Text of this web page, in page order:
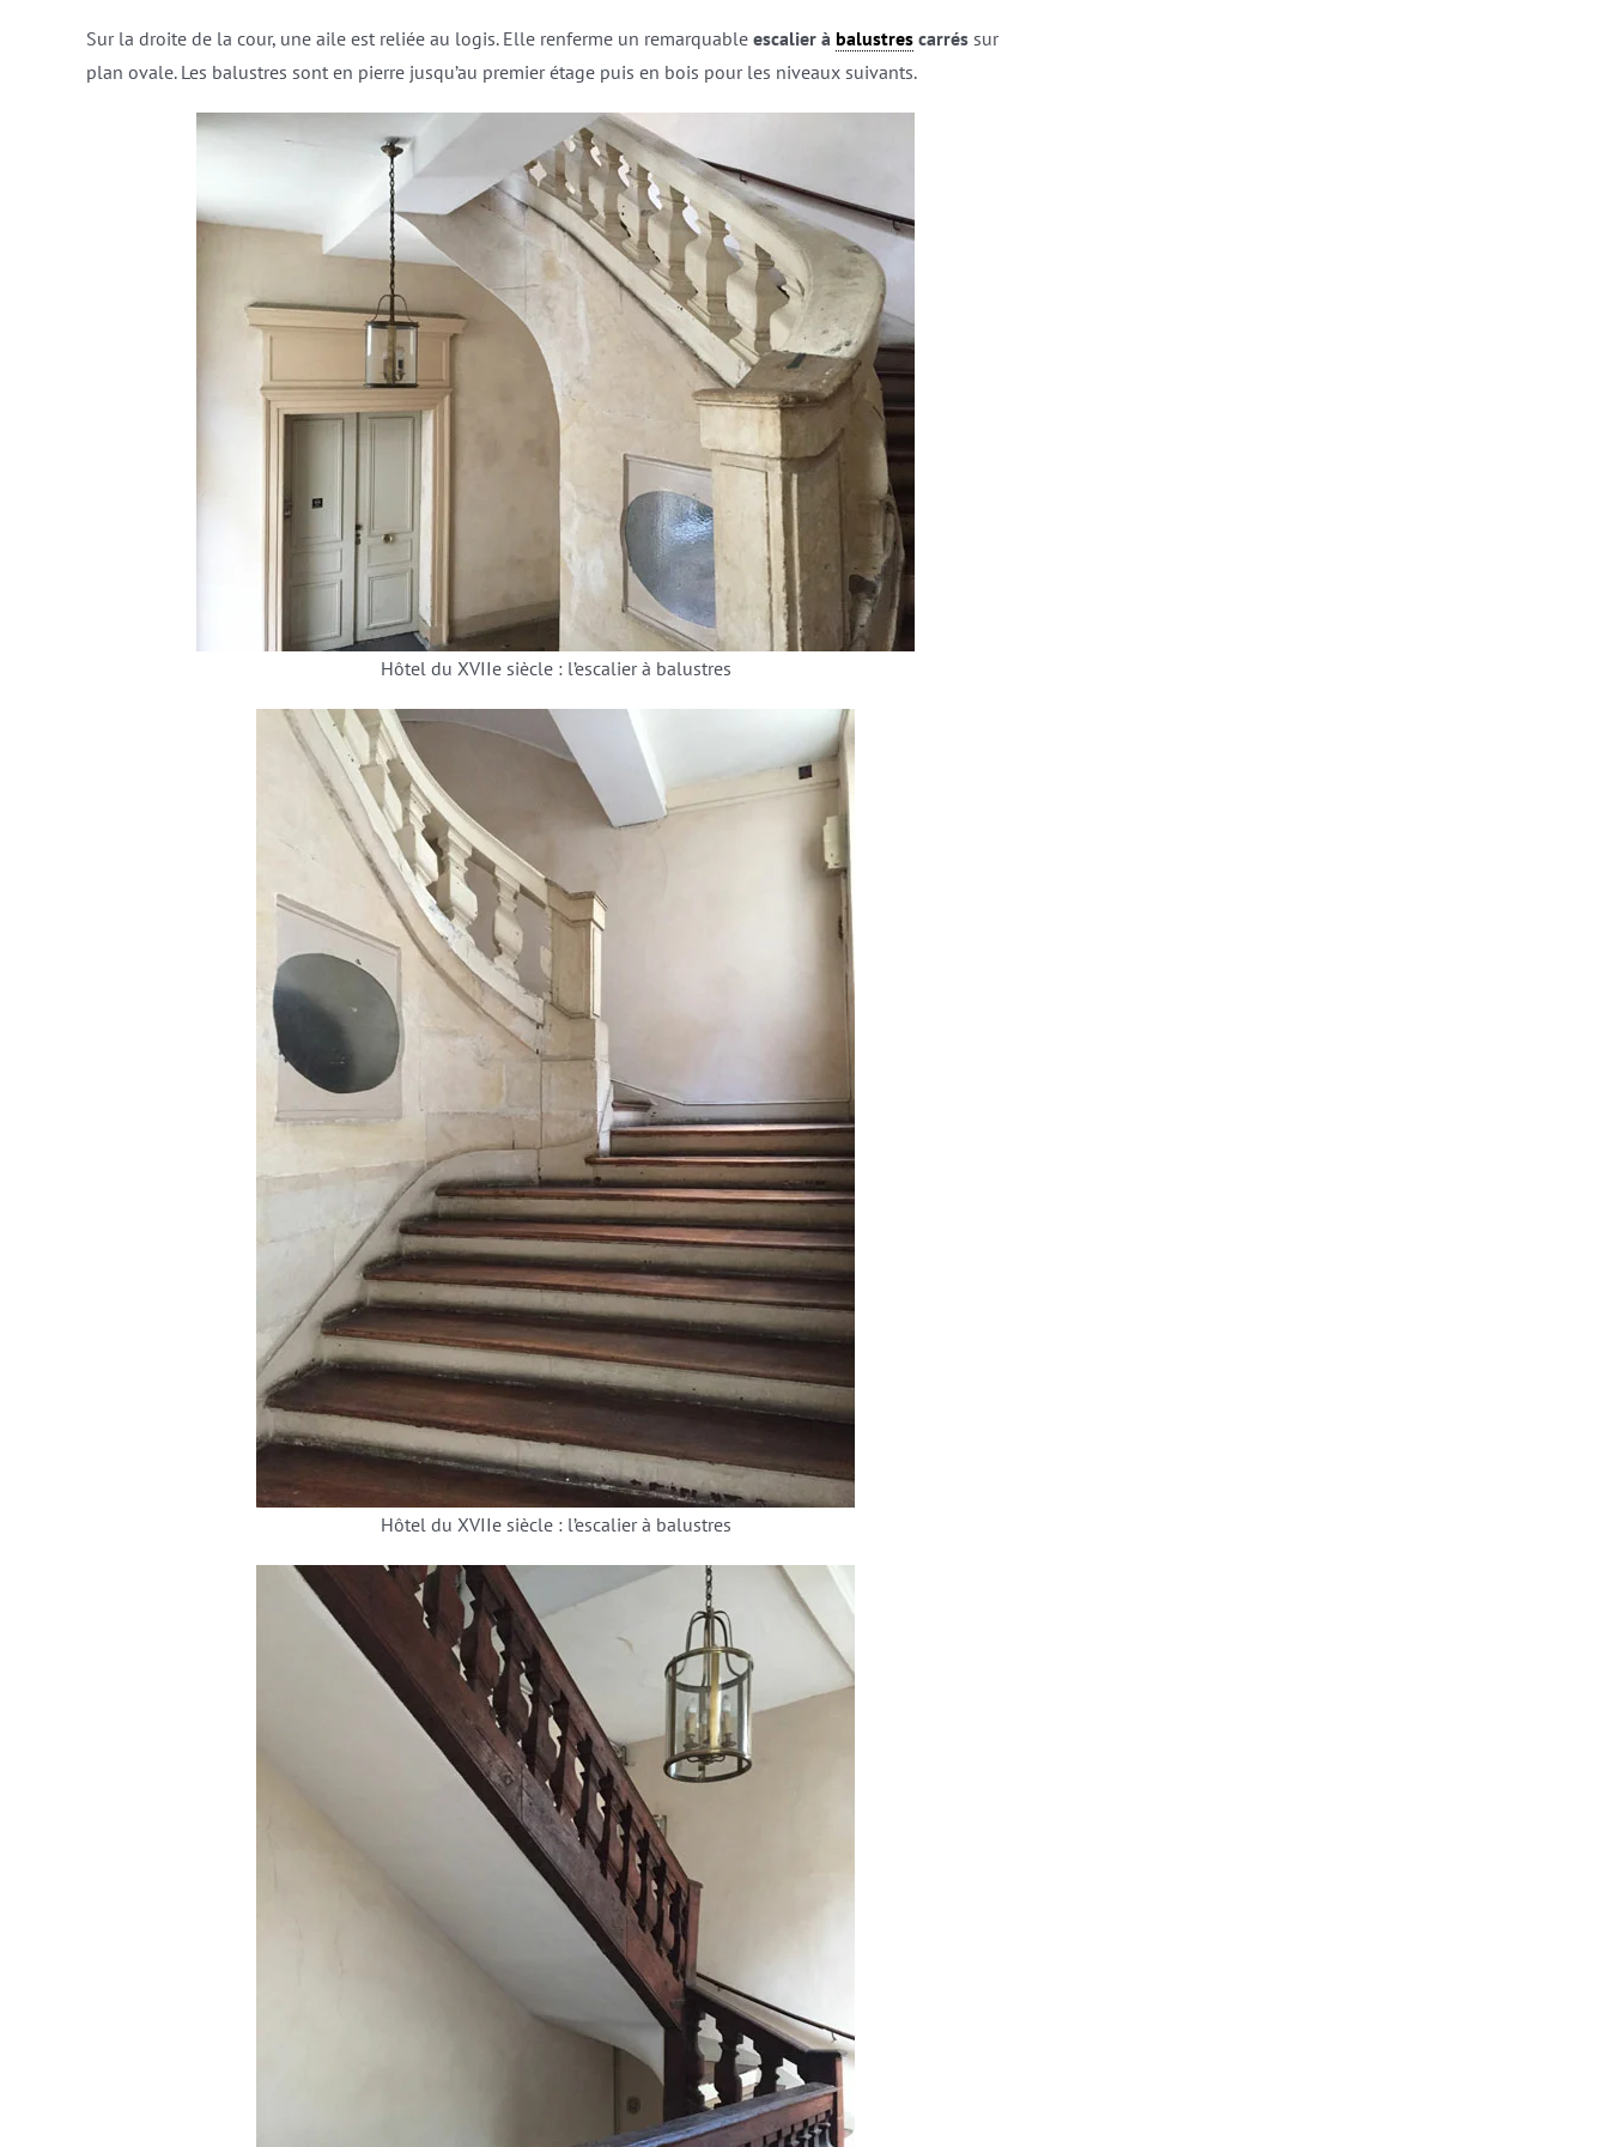
Sur la droite de la cour, une aile est reliée au logis. Elle renferme un remarquable escalier à balustrescarréssur
plan ovale. Les balustres sont en pierre jusqu’au premier étage puis en bois pour les niveaux suivants.
Hôtel du XVIIe siècle : l’escalier à balustres
Hôtel du XVIIe siècle : l’escalier à balustres